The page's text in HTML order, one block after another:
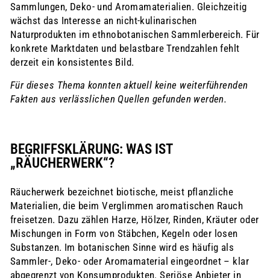
Sammlungen, Deko- und Aromamaterialien. Gleichzeitig
wächst das Interesse an nicht-kulinarischen
Naturprodukten im ethnobotanischen Sammlerbereich. Für
konkrete Marktdaten und belastbare Trendzahlen fehlt
derzeit ein konsistentes Bild.
Für dieses Thema konnten aktuell keine weiterführenden
Fakten aus verlässlichen Quellen gefunden werden.
BEGRIFFSKLÄRUNG: WAS IST
„RÄUCHERWERK“?
Räucherwerk bezeichnet biotische, meist pflanzliche
Materialien, die beim Verglimmen aromatischen Rauch
freisetzen. Dazu zählen Harze, Hölzer, Rinden, Kräuter oder
Mischungen in Form von Stäbchen, Kegeln oder losen
Substanzen. Im botanischen Sinne wird es häufig als
Sammler-, Deko- oder Aromamaterial eingeordnet – klar
abgegrenzt von Konsumprodukten. Seriöse Anbieter in